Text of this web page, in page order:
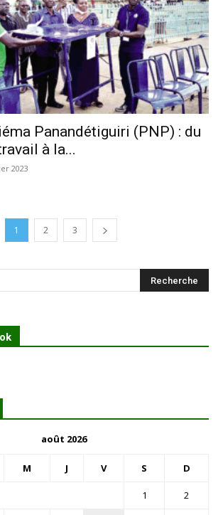
Panandétiguiri (PNP) : du
à la...
2023
1 2 3
août 2026
M J V S D
1 2